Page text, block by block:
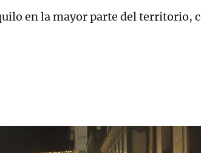
en la mayor parte del territorio,